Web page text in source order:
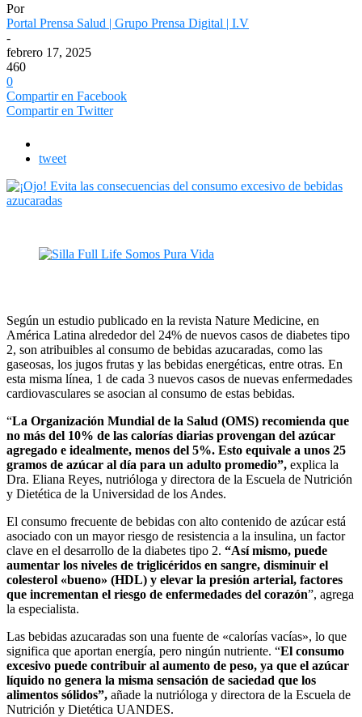
Por
Portal Prensa Salud | Grupo Prensa Digital | I.V
-
febrero 17, 2025
460
0
Compartir en Facebook
Compartir en Twitter
tweet
Según un estudio publicado en la revista Nature Medicine, en
América Latina alrededor del 24% de nuevos casos de diabetes tipo
2, son atribuibles al consumo de bebidas azucaradas, como las
gaseosas, los jugos frutas y las bebidas energéticas, entre otras. En
esta misma línea, 1 de cada 3 nuevos casos de nuevas enfermedades
cardiovasculares se asocian al consumo de estas bebidas.
“La Organización Mundial de la Salud (OMS) recomienda que
no más del 10% de las calorías diarias provengan del azúcar
agregado e idealmente, menos del 5%. Esto equivale a unos 25
gramos de azúcar al día para un adulto promedio”, explica la
Dra. Eliana Reyes, nutrióloga y directora de la Escuela de Nutrición
y Dietética de la Universidad de los Andes.
El consumo frecuente de bebidas con alto contenido de azúcar está
asociado con un mayor riesgo de resistencia a la insulina, un factor
clave en el desarrollo de la diabetes tipo 2. “Así mismo, puede
aumentar los niveles de triglicéridos en sangre, disminuir el
colesterol «bueno» (HDL) y elevar la presión arterial, factores
que incrementan el riesgo de enfermedades del corazón”, agrega
la especialista.
Las bebidas azucaradas son una fuente de «calorías vacías», lo que
significa que aportan energía, pero ningún nutriente. “El consumo
excesivo puede contribuir al aumento de peso, ya que el azúcar
líquido no genera la misma sensación de saciedad que los
alimentos sólidos”, añade la nutrióloga y directora de la Escuela de
Nutrición y Dietética UANDES.